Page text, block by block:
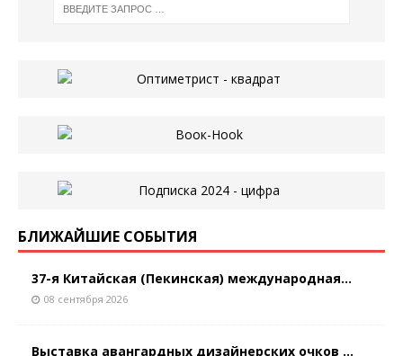
БЛИЖАЙШИЕ СОБЫТИЯ
37-я Китайская (Пекинская) международная...
08 сентября 2026
Выставка авангардных дизайнерских очков ...